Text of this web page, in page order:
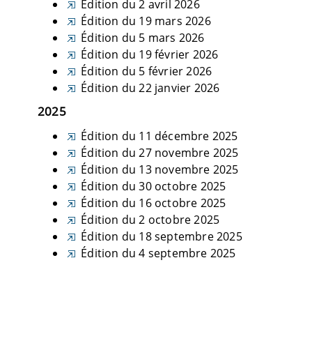
Édition du 2 avril 2026
Édition du 19 mars 2026
Édition du 5 mars 2026
Édition du 19 février 2026
Édition du 5 février 2026
Édition du 22 janvier 2026
2025
Édition du 11 décembre 2025
Édition du 27 novembre 2025
Édition du 13 novembre 2025
Édition du 30 octobre 2025
Édition du 16 octobre 2025
Édition du 2 octobre 2025
Édition du 18 septembre 2025
Édition du 4 septembre 2025